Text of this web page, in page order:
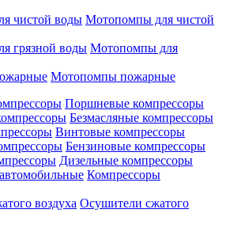
Мотопомпы для чистой
Мотопомпы для
Мотопомпы пожарные
Поршневые компрессоры
Безмасляные компрессоры
Винтовые компрессоры
Бензиновые компрессоры
Дизельные компрессоры
Компрессоры
Осушители сжатого